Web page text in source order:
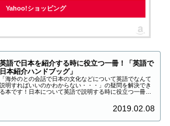
Yahoo!ショッピング
英語で日本を紹介する時に役立つ一冊！「英語で
日本紹介ハンドブッグ」
「海外のとの会話で日本の文化などについて英語でなんて
説明すればいいのかわからない・・・」の疑問を解決でき
る本です！日本について英語で説明する時に役立つ一冊
2019.02.08